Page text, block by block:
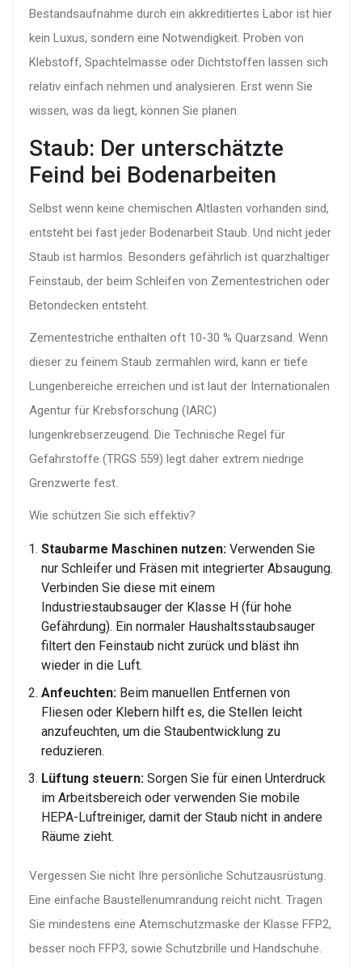
Bestandsaufnahme durch ein akkreditiertes Labor ist hier
kein Luxus, sondern eine Notwendigkeit. Proben von
Klebstoff, Spachtelmasse oder Dichtstoffen lassen sich
relativ einfach nehmen und analysieren. Erst wenn Sie
wissen, was da liegt, können Sie planen.
Staub: Der unterschätzte
Feind bei Bodenarbeiten
Selbst wenn keine chemischen Altlasten vorhanden sind,
entsteht bei fast jeder Bodenarbeit Staub. Und nicht jeder
Staub ist harmlos. Besonders gefährlich ist quarzhaltiger
Feinstaub, der beim Schleifen von Zementestrichen oder
Betondecken entsteht.
Zementestriche enthalten oft 10-30 % Quarzsand. Wenn
dieser zu feinem Staub zermahlen wird, kann er tiefe
Lungenbereiche erreichen und ist laut der Internationalen
Agentur für Krebsforschung (IARC)
lungenkrebserzeugend. Die Technische Regel für
Gefahrstoffe (TRGS 559) legt daher extrem niedrige
Grenzwerte fest.
Wie schützen Sie sich effektiv?
Staubarme Maschinen nutzen: Verwenden Sie
nur Schleifer und Fräsen mit integrierter Absaugung.
Verbinden Sie diese mit einem
Industriestaubsauger der Klasse H (für hohe
Gefährdung). Ein normaler Haushaltsstaubsauger
filtert den Feinstaub nicht zurück und bläst ihn
wieder in die Luft.
Anfeuchten: Beim manuellen Entfernen von
Fliesen oder Klebern hilft es, die Stellen leicht
anzufeuchten, um die Staubentwicklung zu
reduzieren.
Lüftung steuern: Sorgen Sie für einen Unterdruck
im Arbeitsbereich oder verwenden Sie mobile
HEPA-Luftreiniger, damit der Staub nicht in andere
Räume zieht.
Vergessen Sie nicht Ihre persönliche Schutzausrüstung.
Eine einfache Baustellenumrandung reicht nicht. Tragen
Sie mindestens eine Atemschutzmaske der Klasse FFP2,
besser noch FFP3, sowie Schutzbrille und Handschuhe.